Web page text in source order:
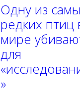
Одну из
редких птиц
мире
для
»